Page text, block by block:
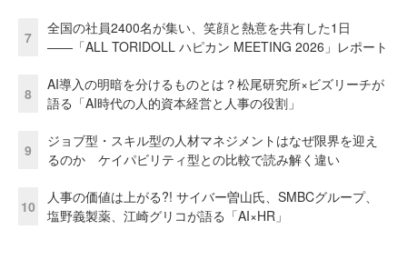
7
全国の社員2400名が集い、笑顔と熱意を共有した1日
――「ALL TORIDOLL ハピカン MEETING 2026」レポート
8
AI導入の明暗を分けるものとは？松尾研究所×ビズリーチが
語る「AI時代の人的資本経営と人事の役割」
9
ジョブ型・スキル型の人材マネジメントはなぜ限界を迎え
るのか ケイパビリティ型との比較で読み解く違い
10
人事の価値は上がる?! サイバー曽山氏、SMBCグループ、
塩野義製薬、江崎グリコが語る「AI×HR」